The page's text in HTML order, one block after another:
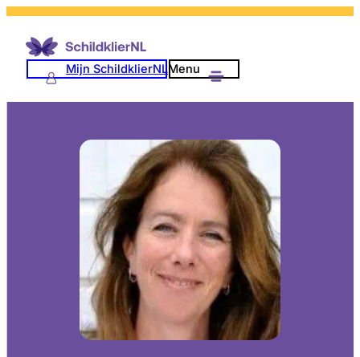
Mijn SchildklierNLMenu